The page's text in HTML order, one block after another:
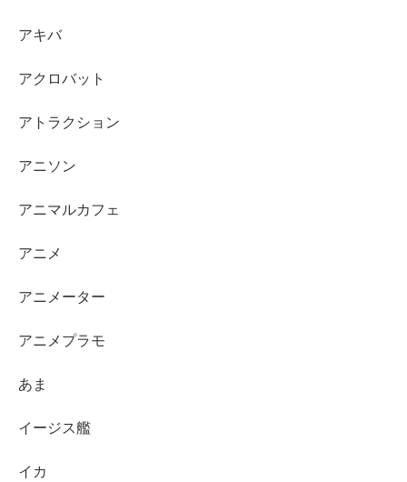
アキバ
アクロバット
アトラクション
アニソン
アニマルカフェ
アニメ
アニメーター
アニメプラモ
あま
イージス艦
イカ